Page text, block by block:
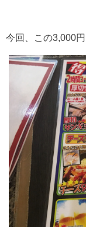
今回、この3,000